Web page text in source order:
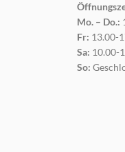
Mo. – Do.:
Fr: 13.00-
Sa: 10.00-
So: